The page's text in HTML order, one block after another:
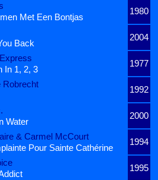
1980
Met Een Bontjas
2004
Back
1977
In 1, 2, 3
Robrecht
1992
2000
Water
& Carmel McCourt
1994
Pour Sainte Cathérine
1995